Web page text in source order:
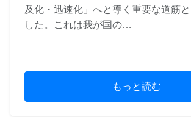
及化・迅速化」へと導く重要な道筋
した。これは我が国の…
もっと読む